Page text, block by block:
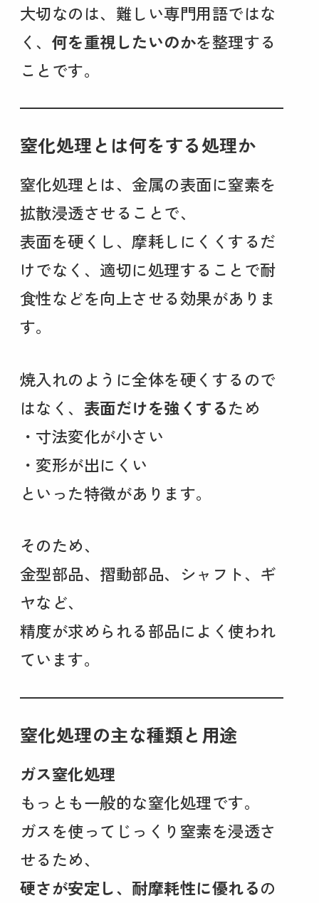
大切なのは、難しい専門用語ではな
く、 何を重視したいのかを整理する
ことです。
窒化処理とは何をする処理か
窒化処理とは、金属の表面に窒素を
拡散浸透させることで、
表面を硬くし、摩耗しにくくするだ
けでなく、適切に処理することで耐
食性などを向上させる効果がありま
す。
焼入れのように全体を硬くするので
はなく、 表面だけを強くするため
・寸法変化が小さい
・変形が出にくい
といった特徴があります。
そのため、
金型部品、摺動部品、シャフト、ギ
ヤなど、
精度が求められる部品によく使われ
ています。
窒化処理の主な種類と用途
ガス窒化処理
もっとも一般的な窒化処理です。
ガスを使ってじっくり窒素を浸透さ
せるため、
硬さが安定し、耐摩耗性に優れるの